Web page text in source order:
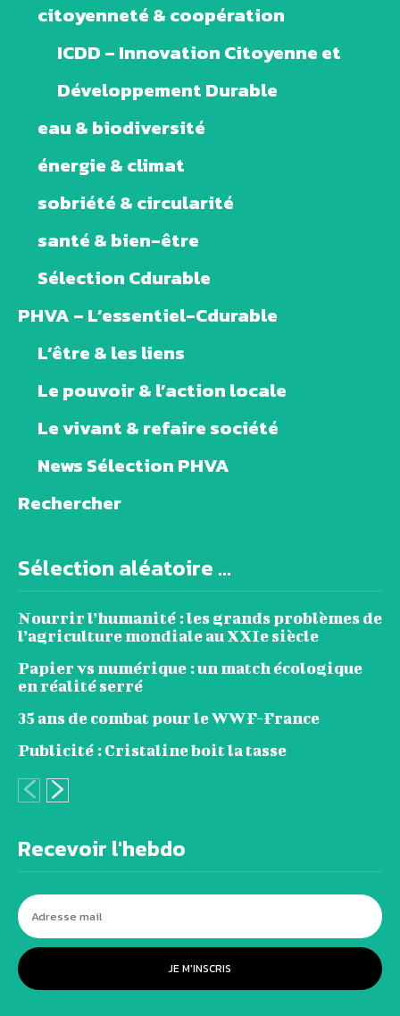
citoyenneté & coopération
ICDD – Innovation Citoyenne et
Développement Durable
eau & biodiversité
énergie & climat
sobriété & circularité
santé & bien-être
Sélection Cdurable
PHVA – L’essentiel-Cdurable
L’être & les liens
Le pouvoir & l’action locale
Le vivant & refaire société
News Sélection PHVA
Rechercher
Sélection aléatoire ...
Nourrir l’humanité : les grands problèmes de
l’agriculture mondiale au XXIe siècle
Papier vs numérique : un match écologique
en réalité serré
35 ans de combat pour le WWF-France
Publicité : Cristaline boit la tasse
Recevoir l'hebdo
JE M'INSCRIS